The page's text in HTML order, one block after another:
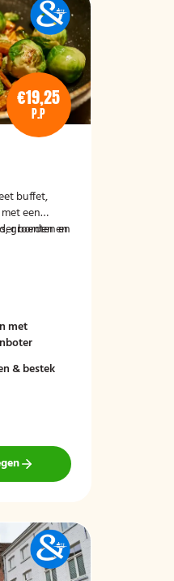
€19,25
P.P
buffet,
een
groenten en
borden en
met
& bestek